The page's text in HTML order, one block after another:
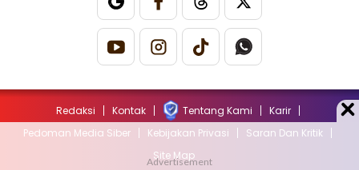
Redaksi Kontak Tentang Kami
Karir
Pedoman Media Siber
Kebijakan Privasi
Saran Dan Kritik
Site Map